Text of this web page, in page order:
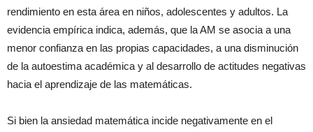
rendimiento en esta área en niños, adolescentes y adultos. La
evidencia empírica indica, además, que la AM se asocia a una
menor confianza en las propias capacidades, a una disminución
de la autoestima académica y al desarrollo de actitudes negativas
hacia el aprendizaje de las matemáticas.
Si bien la ansiedad matemática incide negativamente en el